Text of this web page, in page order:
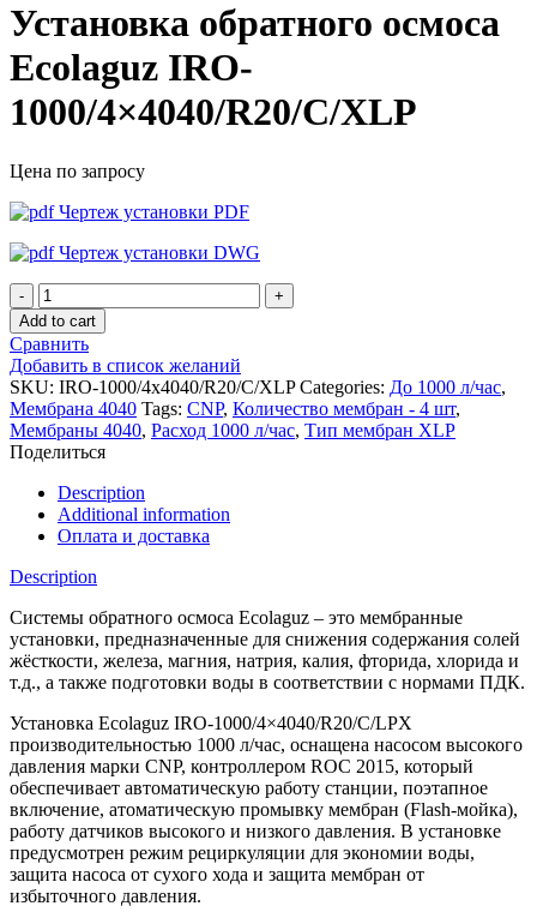
Установка обратного осмоса
Ecolaguz IRO-
1000/4×4040/R20/C/XLP
Цена по запросу
Чертеж установки PDF
Чертеж установки DWG
Установка
обратного
осмоса
Ecolaguz
IRO-
1000/4x4040/R20/C/XLP
quantity
Add to cart
Сравнить
Добавить в список желаний
SKU: IRO-1000/4x4040/R20/C/XLP Categories: До 1000 л/час,
Мембрана 4040 Tags: CNP, Количество мембран - 4 шт,
Мембраны 4040, Расход 1000 л/час, Тип мембран XLP
Поделиться
Description
Additional information
Оплата и доставка
Description
Системы обратного осмоса Ecolaguz – это мембранные
установки, предназначенные для снижения содержания солей
жёсткости, железа, магния, натрия, калия, фторида, хлорида и
т.д., а также подготовки воды в соответствии с нормами ПДК.
Установка Ecolaguz IRO-1000/4×4040/R20/C/LPX
производительностью 1000 л/час, оснащена насосом высокого
давления марки CNP, контроллером ROC 2015, который
обеспечивает автоматическую работу станции, поэтапное
включение, атоматическую промывку мембран (Flash-мойка),
работу датчиков высокого и низкого давления. В установке
предусмотрен режим рециркуляции для экономии воды,
защита насоса от сухого хода и защита мембран от
избыточного давления.